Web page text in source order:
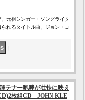
元祖シンガー・ソングライタ
れるタイトル曲、ジョン・コ
テナー咆哮が壮快に映え
枚組CD JOHN KLE